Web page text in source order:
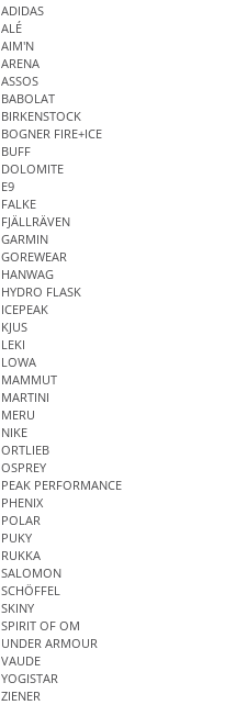
ADIDAS
ALÉ
AIM'N
ARENA
ASSOS
BABOLAT
BIRKENSTOCK
BOGNER FIRE+ICE
BUFF
DOLOMITE
E9
FALKE
FJÄLLRÄVEN
GARMIN
GOREWEAR
HANWAG
HYDRO FLASK
ICEPEAK
KJUS
LEKI
LOWA
MAMMUT
MARTINI
MERU
NIKE
ORTLIEB
OSPREY
PEAK PERFORMANCE
PHENIX
POLAR
PUKY
RUKKA
SALOMON
SCHÖFFEL
SKINY
SPIRIT OF OM
UNDER ARMOUR
VAUDE
YOGISTAR
ZIENER